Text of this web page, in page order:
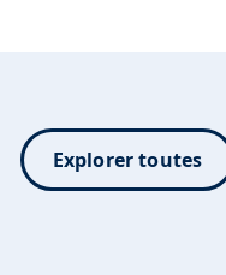
Explorer toutes